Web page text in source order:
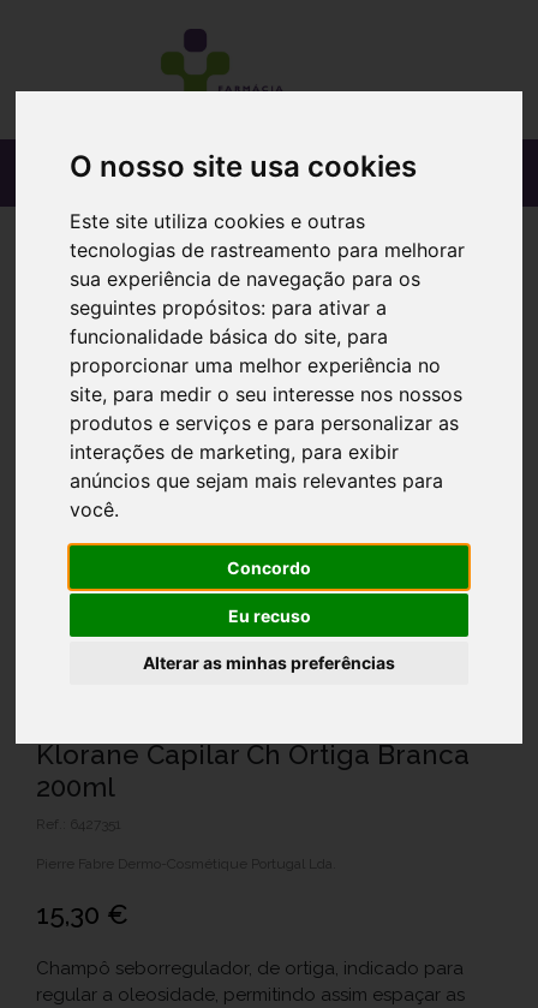
O nosso site usa cookies
Este site utiliza cookies e outras
tecnologias de rastreamento para melhorar
sua experiência de navegação para os
seguintes propósitos: para ativar a
funcionalidade básica do site, para
proporcionar uma melhor experiência no
site, para medir o seu interesse nos nossos
produtos e serviços e para personalizar as
interações de marketing, para exibir
anúncios que sejam mais relevantes para
você.
Concordo
Eu recuso
Alterar as minhas preferências
Klorane Capilar Ch Ortiga Branca
200ml
Ref.: 6427351
Pierre Fabre Dermo-Cosmétique Portugal Lda.
15,30 €
Champô seborregulador, de ortiga, indicado para
regular a oleosidade, permitindo assim espaçar as